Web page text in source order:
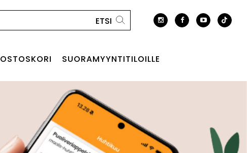
OSTOSKORI SUORAMYYNTITILOILLE